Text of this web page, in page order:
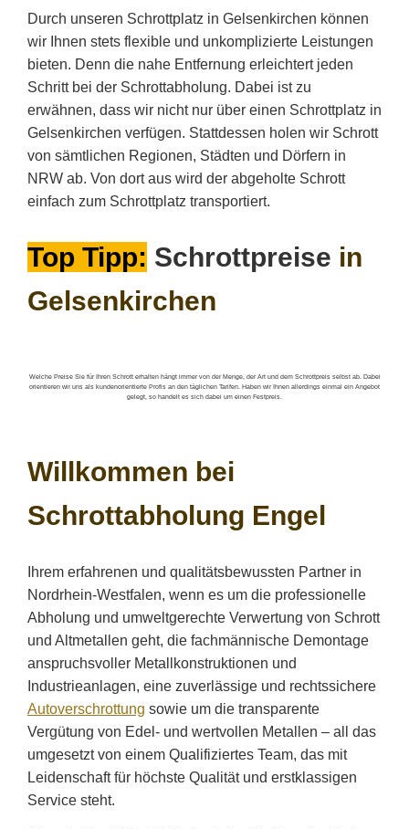
Durch unseren Schrottplatz in Gelsenkirchen können
wir Ihnen stets flexible und unkomplizierte Leistungen
bieten. Denn die nahe Entfernung erleichtert jeden
Schritt bei der Schrottabholung. Dabei ist zu
erwähnen, dass wir nicht nur über einen Schrottplatz in
Gelsenkirchen verfügen. Stattdessen holen wir Schrott
von sämtlichen Regionen, Städten und Dörfern in
NRW ab. Von dort aus wird der abgeholte Schrott
einfach zum Schrottplatz transportiert.
Top Tipp: Schrottpreise in
Gelsenkirchen
Welche Preise Sie für Ihren Schrott erhalten hängt immer von der Menge, der Art und dem Schrottpreis selbst ab. Dabei
orientieren wir uns als kundenorientierte Profis an den täglichen Tarifen. Haben wir Ihnen allerdings einmal ein Angebot
gelegt, so handelt es sich dabei um einen Festpreis.
Willkommen bei
Schrottabholung Engel
Ihrem erfahrenen und qualitätsbewussten Partner in
Nordrhein-Westfalen, wenn es um die professionelle
Abholung und umweltgerechte Verwertung von Schrott
und Altmetallen geht, die fachmännische Demontage
anspruchsvoller Metallkonstruktionen und
Industrieanlagen, eine zuverlässige und rechtssichere
Autoverschrottung sowie um die transparente
Vergütung von Edel- und wertvollen Metallen – all das
umgesetzt von einem Qualifiziertes Team, das mit
Leidenschaft für höchste Qualität und erstklassigen
Service steht.